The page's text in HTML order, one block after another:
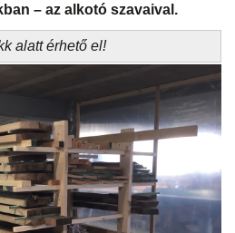
– az alkotó szavaival.
alatt érhető el!